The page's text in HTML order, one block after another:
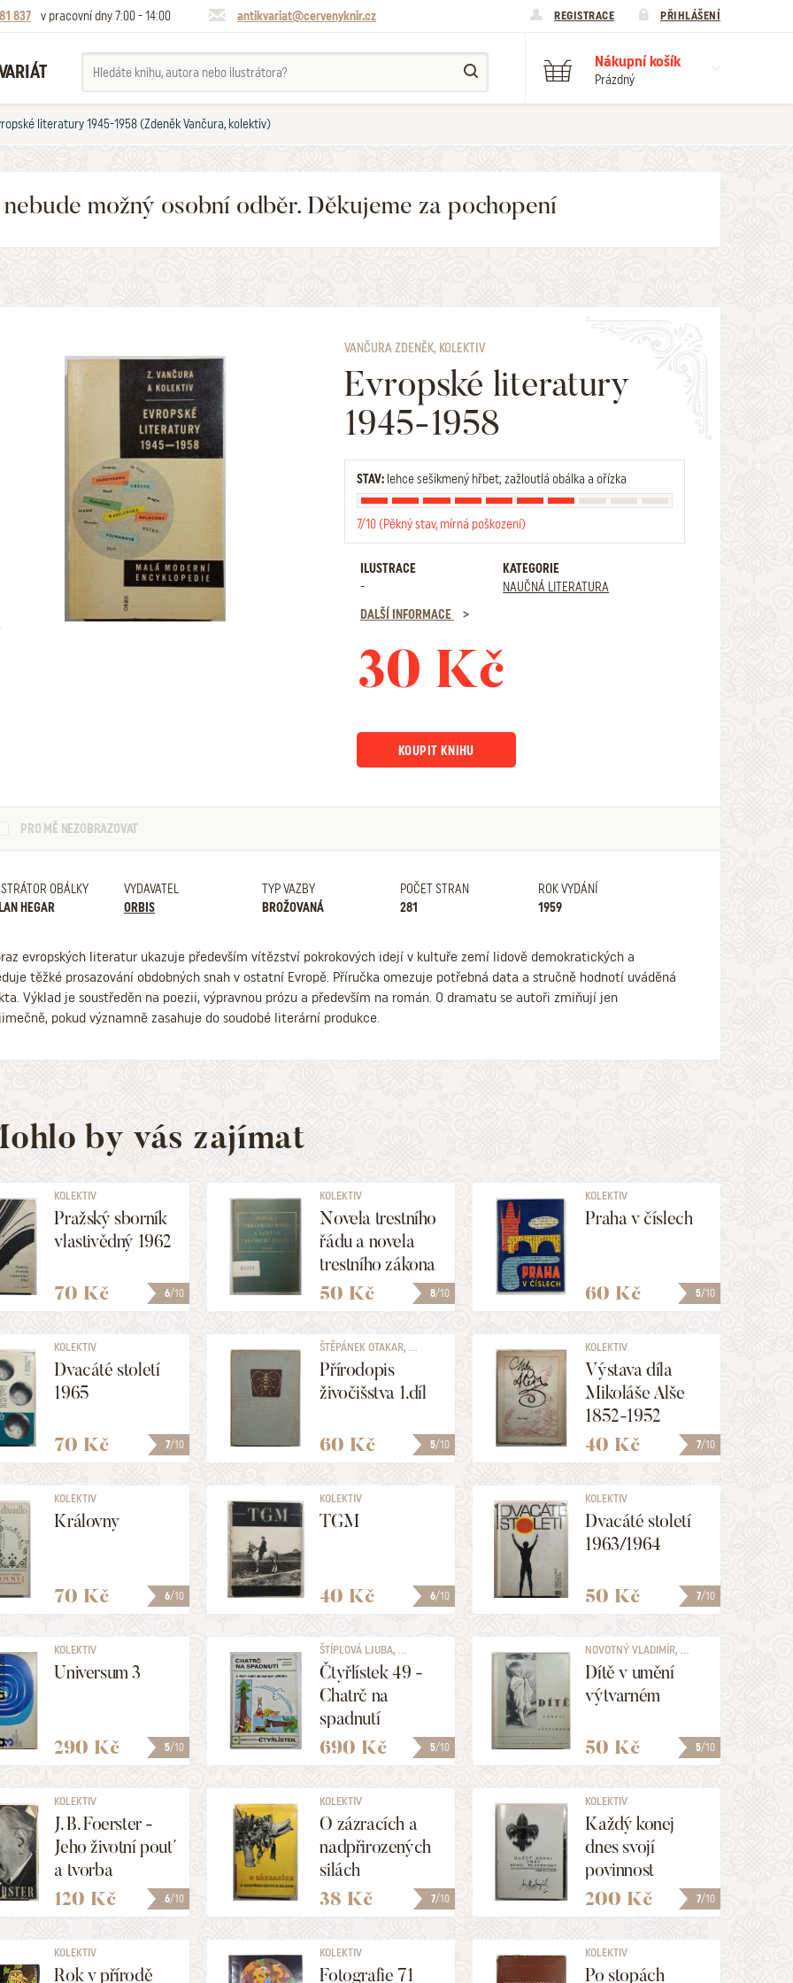
837 v pracovní dny 7:00 - 14:00 antikvariat@cervenyknir.cz REGISTRACE PŘIHLÁŠENÍ
Nákupní košík
Prázdný
literatury 1945-1958 (Zdeněk Vančura, kolektiv)
možný osobní odběr. Děkujeme za pochopení
VANČURA ZDENĚK, KOLEKTIV
Evropské literatury
1945-1958
STAV: lehce sešikmený hřbet; zažloutlá obálka a ořízka
7/10 (Pěkný stav, mírná poškození)
ILUSTRACE
-
KATEGORIE
NAUČNÁ LITERATURA
DALŠÍ INFORMACE
30 Kč
KOUPIT KNIHU
PRO MĚ NEZOBRAZOVAT
OBÁLKY
HEGAR
VYDAVATEL
ORBIS
TYP VAZBY
BROŽOVANÁ
POČET STRAN
281
ROK VYDÁNÍ
1959
evropských literatur ukazuje především vítězství pokrokových idejí v kultuře zemí lidově demokratických a
těžké prosazování obdobných snah v ostatní Evropě. Příručka omezuje potřebná data a stručně hodnotí uváděná
Výklad je soustředěn na poezii, výpravnou prózu a především na román. O dramatu se autoři zmiňují jen
pokud významně zasahuje do soudobé literární produkce.
by vás zajímat
6/10
KOLEKTIV
Pražský sborník
vlastivědný 1962
70 Kč 8/10
KOLEKTIV
Novela trestního
řádu a novela
trestního zákona
50 Kč 5/10
KOLEKTIV
Praha v číslech
60 Kč
7/10
KOLEKTIV
Dvacáté století
1965
70 Kč 5/10
ŠTĚPÁNEK OTAKAR, ...
Přírodopis
živočišstva 1.díl
60 Kč 7/10
KOLEKTIV
Výstava díla
Mikoláše Alše
1852-1952
40 Kč
6/10
KOLEKTIV
Královny
70 Kč 6/10
KOLEKTIV
TGM
40 Kč 7/10
KOLEKTIV
Dvacáté století
1963/1964
50 Kč
5/10
KOLEKTIV
Universum 3
290 Kč 5/10
ŠTÍPLOVÁ LJUBA, ...
Čtyřlístek 49 -
Chatrč na
spadnutí
690 Kč 5/10
NOVOTNÝ VLADIMÍR, ...
Dítě v umění
výtvarném
50 Kč
6/10
KOLEKTIV
J. B. Foerster -
Jeho životní pouť
a tvorba
120 Kč 7/10
KOLEKTIV
O zázracích a
nadpřirozených
silách
38 Kč 7/10
KOLEKTIV
Každý konej
dnes svojí
povinnost
(soubor 12
fotografií)
200 Kč
KOLEKTIV
Rok v přírodě
KOLEKTIV
Fotografie 71
KOLEKTIV
Po stopách